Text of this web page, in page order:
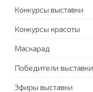
Конкурсы выставки
Конкурсы красоты
Маскарад
Победители выставки
Эфиры выставки